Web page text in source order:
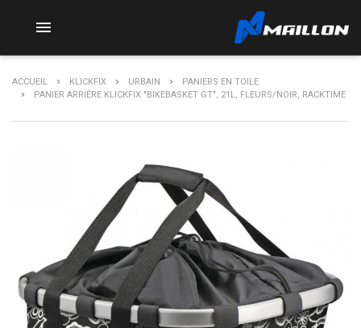

ACCUEIL KLICKFIX URBAIN
PANIERS EN TOILE
PANIER ARRIÈRE KLICKFIX "BIKEBASKET GT", 21L, FLEURS/NOIR, RACKTIME